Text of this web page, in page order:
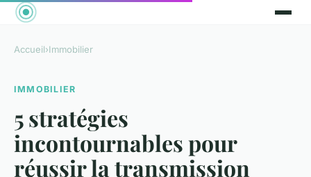
Accueil›Immobilier
IMMOBILIER
5 stratégies
incontournables pour
réussir la transmission